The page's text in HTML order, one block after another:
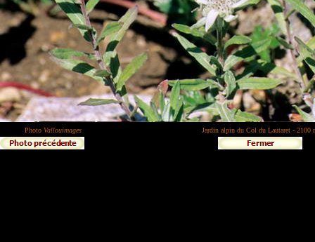
Photo Vallouimages Jardin alpin du Col du Lautaret - 2100